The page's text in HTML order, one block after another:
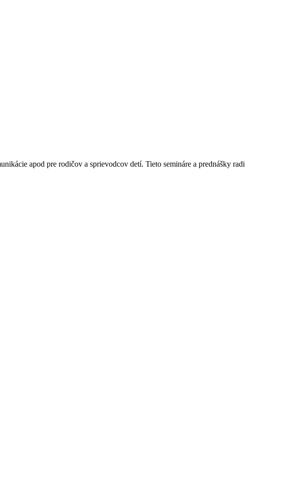
apod pre rodičov a sprievodcov detí. Tieto semináre a prednášky radi